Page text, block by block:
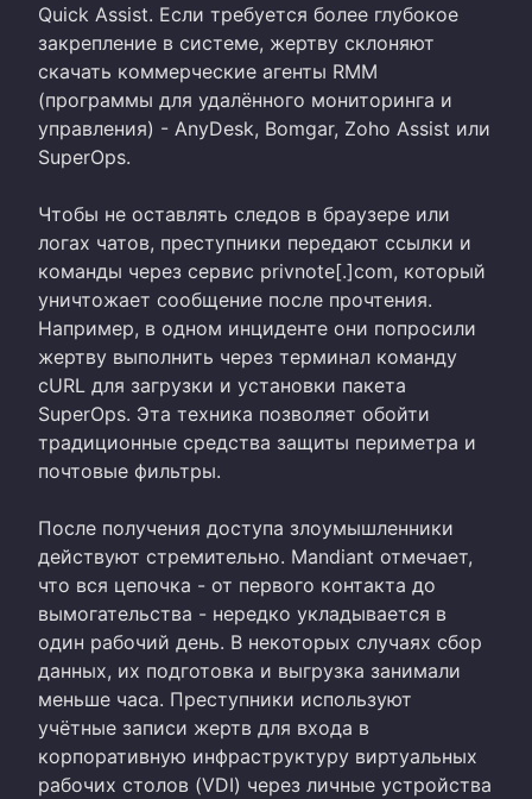
Quick Assist. Если требуется более глубокое
закрепление в системе, жертву склоняют
скачать коммерческие агенты RMM
(программы для удалённого мониторинга и
управления) - AnyDesk, Bomgar, Zoho Assist или
SuperOps.
Чтобы не оставлять следов в браузере или
логах чатов, преступники передают ссылки и
команды через сервис privnote[.]com, который
уничтожает сообщение после прочтения.
Например, в одном инциденте они попросили
жертву выполнить через терминал команду
cURL для загрузки и установки пакета
SuperOps. Эта техника позволяет обойти
традиционные средства защиты периметра и
почтовые фильтры.
После получения доступа злоумышленники
действуют стремительно. Mandiant отмечает,
что вся цепочка - от первого контакта до
вымогательства - нередко укладывается в
один рабочий день. В некоторых случаях сбор
данных, их подготовка и выгрузка занимали
меньше часа. Преступники используют
учётные записи жертв для входа в
корпоративную инфраструктуру виртуальных
рабочих столов (VDI) через личные устройства